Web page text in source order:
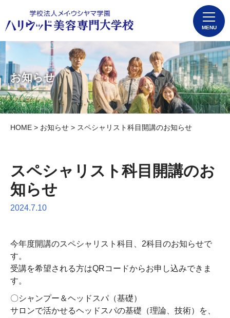
MENU
お知らせ
HOME > お知らせ > スペシャリスト科目開講のお知らせ
スペシャリスト科目開講のお
知らせ
2024.7.10
今年度開講のスペシャリスト科目、2科目のお知らせで
す。
受講を希望される方はQRコードからお申し込みできま
す。
〇シャンプー＆ヘッドスパ（基礎）
サロンで活かせるヘッドスパの基礎（理論、技術）を、